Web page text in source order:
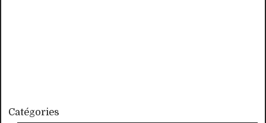
Catégories